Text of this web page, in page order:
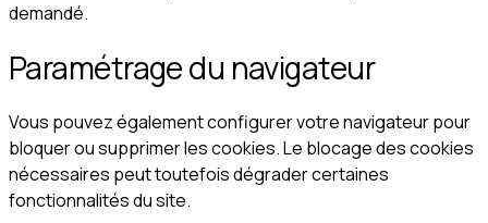
demandé.
Paramétrage du navigateur
Vous pouvez également configurer votre navigateur pour
bloquer ou supprimer les cookies. Le blocage des cookies
nécessaires peut toutefois dégrader certaines
fonctionnalités du site.